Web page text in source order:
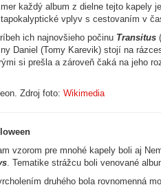
každý album z dielne tejto kapely
vplyv s cestovaním v
ich najnovšieho počinu Transitus
Daniel (Tomy Karevik) stojí na
si prešla a zároveň čaká na jeho
Zdroj foto: Wikimedia
vzorom pre mnohé kapely boli aj
. Tematike strážcu boli venované
druhého bola rovnomenná